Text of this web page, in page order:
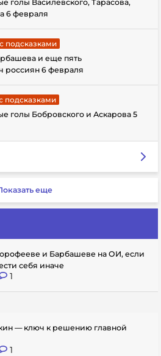
голы Василевского, Тарасова,
6 февраля
подсказками
и еще пять
россиян 6 февраля
подсказками
голы Бобровского и Аскарова 5
еще
и Барбашеве на ОИ, если
себя иначе
1
— ключ к решению главной
1